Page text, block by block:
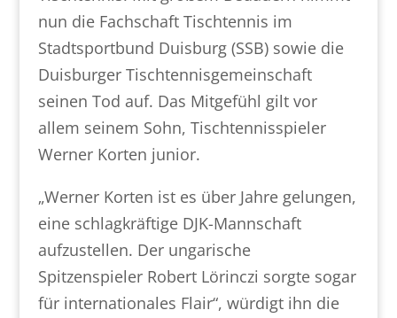
nun die Fachschaft Tischtennis im
Stadtsportbund Duisburg (SSB) sowie die
Duisburger Tischtennisgemeinschaft
seinen Tod auf. Das Mitgefühl gilt vor
allem seinem Sohn, Tischtennisspieler
Werner Korten junior.
„Werner Korten ist es über Jahre gelungen,
eine schlagkräftige DJK-Mannschaft
aufzustellen. Der ungarische
Spitzenspieler Robert Lörinczi sorgte sogar
für internationales Flair“, würdigt ihn die